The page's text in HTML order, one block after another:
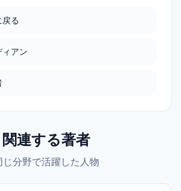
戻る
ィアン
関連する著者
じ分野で活躍した人物